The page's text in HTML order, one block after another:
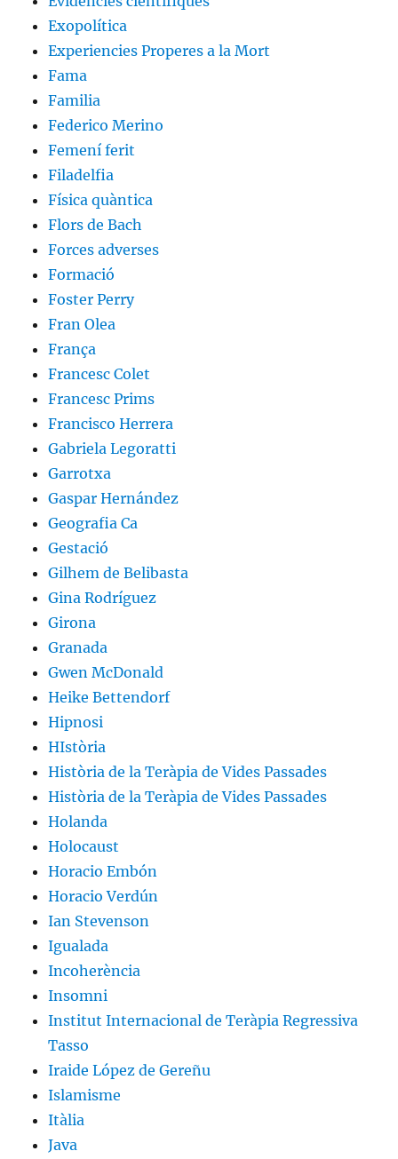
Exopolítica
Experiencies Properes a la Mort
Fama
Familia
Federico Merino
Femení ferit
Filadelfia
Física quàntica
Flors de Bach
Forces adverses
Formació
Foster Perry
Fran Olea
França
Francesc Colet
Francesc Prims
Francisco Herrera
Gabriela Legoratti
Garrotxa
Gaspar Hernández
Geografia Ca
Gestació
Gilhem de Belibasta
Gina Rodríguez
Girona
Granada
Gwen McDonald
Heike Bettendorf
Hipnosi
HIstòria
Història de la Teràpia de Vides Passades
Història de la Teràpia de Vides Passades
Holanda
Holocaust
Horacio Embón
Horacio Verdún
Ian Stevenson
Igualada
Incoherència
Insomni
Institut Internacional de Teràpia Regressiva
Tasso
Iraide López de Gereñu
Islamisme
Itàlia
Java